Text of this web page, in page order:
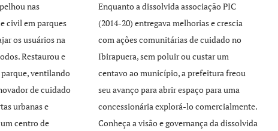
nas
civil em parques
os usuários na
Restaurou e
ventilando
de cuidado
urbanas e
centro de
Enquanto a dissolvida associação PIC
(2014-20) entregava melhorias e crescia
com ações comunitárias de cuidado no
Ibirapuera, sem poluir ou custar um
centavo ao município, a prefeitura freou
seu avanço para abrir espaço para uma
concessionária explorá-lo comercialmente.
Conheça a visão e governança da dissolvida